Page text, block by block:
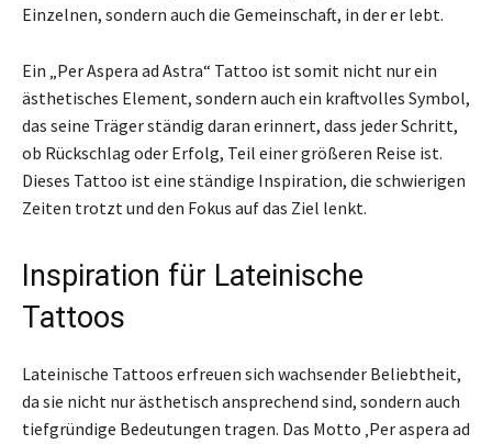
Einzelnen, sondern auch die Gemeinschaft, in der er lebt.
Ein „Per Aspera ad Astra“ Tattoo ist somit nicht nur ein
ästhetisches Element, sondern auch ein kraftvolles Symbol,
das seine Träger ständig daran erinnert, dass jeder Schritt,
ob Rückschlag oder Erfolg, Teil einer größeren Reise ist.
Dieses Tattoo ist eine ständige Inspiration, die schwierigen
Zeiten trotzt und den Fokus auf das Ziel lenkt.
Inspiration für Lateinische
Tattoos
Lateinische Tattoos erfreuen sich wachsender Beliebtheit,
da sie nicht nur ästhetisch ansprechend sind, sondern auch
tiefgründige Bedeutungen tragen. Das Motto ‚Per aspera ad